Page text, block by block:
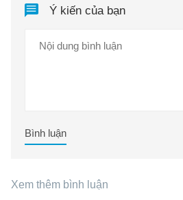
Ý kiến của bạn
Bình luận
Xem thêm bình luận